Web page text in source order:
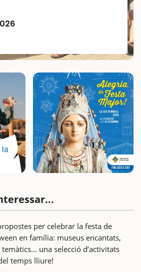
per celebrar la festa de
en família: museus encantats,
una selecció d’activitats
temps lliure!